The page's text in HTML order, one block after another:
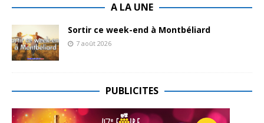
A LA UNE
Sortir ce week-end à Montbéliard
7 août 2026
PUBLICITES